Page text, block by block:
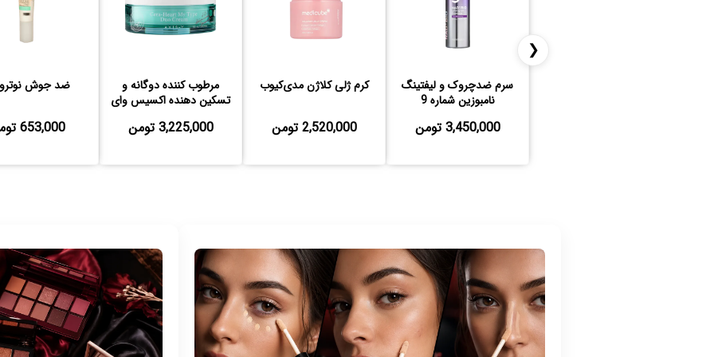
❮
سرم ضدچروک و لیفتینگ
نامبوزین شماره 9
3,450,000 تومن
کرم ژلی کلاژن مدی‌کیوب
2,520,000 تومن
مرطوب کننده دوگانه و
تسکین دهنده اکسیس وای
3,225,000 تومن
ضد جوش
653,000 تومن